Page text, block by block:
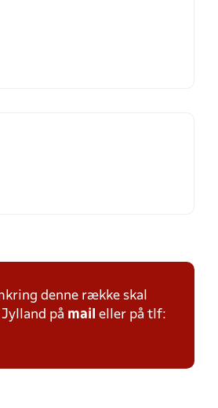
denne række skal
på mail eller på tlf: